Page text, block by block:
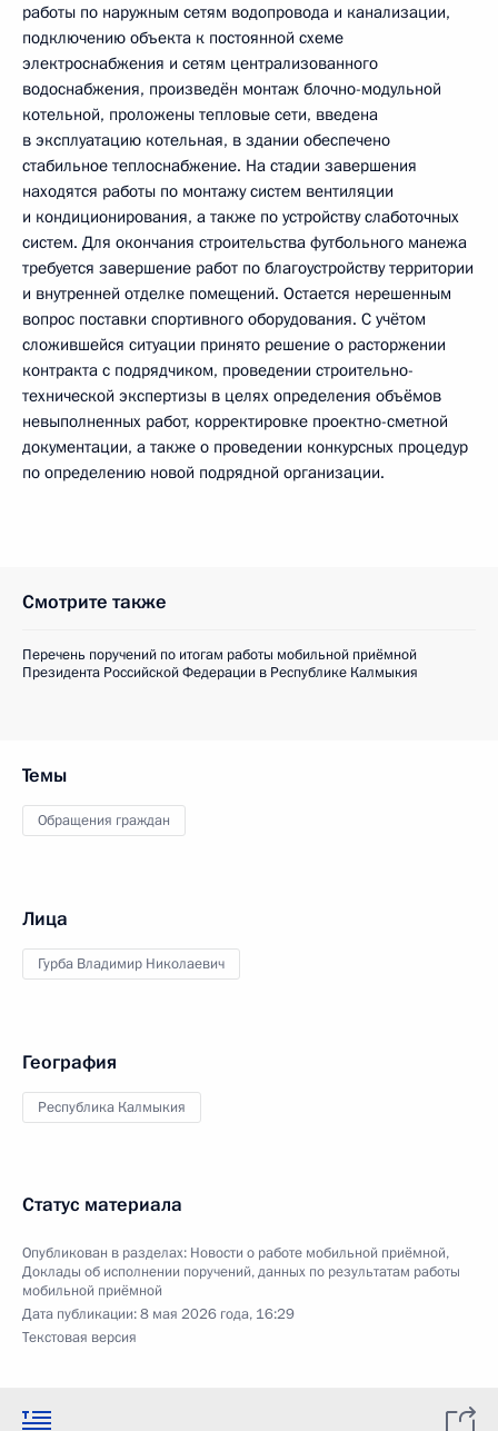
работы по наружным сетям водопровода и канализации,
подключению объекта к постоянной схеме
электроснабжения и сетям централизованного
водоснабжения, произведён монтаж блочно-модульной
котельной, проложены тепловые сети, введена
в эксплуатацию котельная, в здании обеспечено
стабильное теплоснабжение. На стадии завершения
находятся работы по монтажу систем вентиляции
и кондиционирования, а также по устройству слаботочных
систем. Для окончания строительства футбольного манежа
требуется завершение работ по благоустройству территории
и внутренней отделке помещений. Остается нерешенным
вопрос поставки спортивного оборудования. С учётом
сложившейся ситуации принято решение о расторжении
контракта с подрядчиком, проведении строительно-
технической экспертизы в целях определения объёмов
невыполненных работ, корректировке проектно-сметной
документации, а также о проведении конкурсных процедур
по определению новой подрядной организации.
Смотрите также
Перечень поручений по итогам работы мобильной приёмной
Президента Российской Федерации в Республике Калмыкия
Темы
Обращения граждан
Лица
Гурба Владимир Николаевич
География
Республика Калмыкия
Статус материала
Опубликован в разделах: Новости о работе мобильной приёмной,
Доклады об исполнении поручений, данных по результатам работы
мобильной приёмной
Дата публикации:8 мая 2026 года, 16:29
Текстовая версия